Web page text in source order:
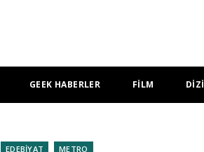
GEEK HABERLER FİLM DİZİ
EDEBİYAT METRO